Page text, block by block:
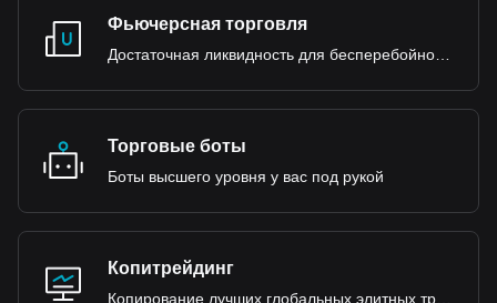
Фьючерсная торговля
Торговые боты
Боты высшего уровня у вас под рукой
Копитрейдинг